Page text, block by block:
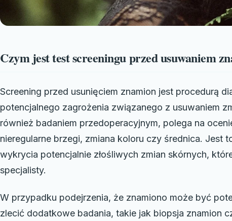
Czym jest test screeningu przed usuwaniem
Screening przed usunięciem znamion jest procedurą
potencjalnego zagrożenia związanego z usuwaniem
również badaniem przedoperacyjnym, polega na
nieregularne brzegi, zmiana koloru czy średnica. Jest
wykrycia potencjalnie złośliwych zmian skórnych,
specjalisty.
W przypadku podejrzenia, że znamiono może być
zlecić dodatkowe badania, takie jak biopsja znamion